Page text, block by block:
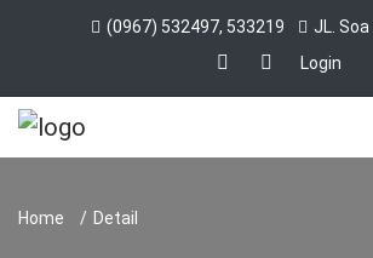
(0967) 532497, 533219
JL.
Login
Home Detail